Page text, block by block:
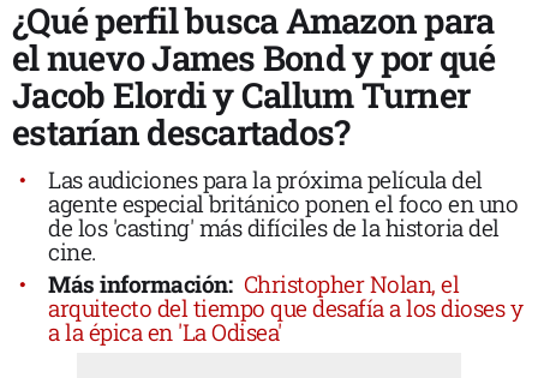
¿Qué perfil busca Amazon para
el nuevo James Bond y por qué
Jacob Elordi y Callum Turner
estarían descartados?
Las audiciones para la próxima película del
agente especial británico ponen el foco en uno
de los 'casting' más difíciles de la historia del
cine.
Más información: Christopher Nolan, el
arquitecto del tiempo que desafía a los dioses y
a la épica en 'La Odisea'